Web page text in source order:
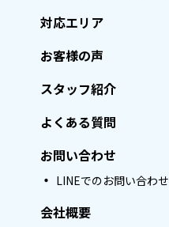
対応エリア
お客様の声
スタッフ紹介
よくある質問
お問い合わせ
LINEでのお問い合わせ
会社概要